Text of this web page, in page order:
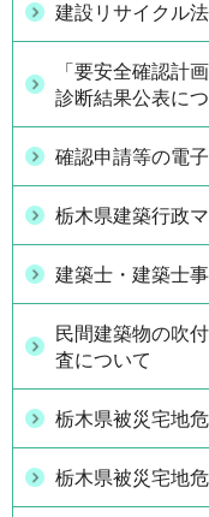
建設リサイクル
「要安全確認計
診断結果公表に
確認申請等の電
栃木県建築行政
建築士・建築士
民間建築物の吹
査について
栃木県被災宅地
栃木県被災宅地